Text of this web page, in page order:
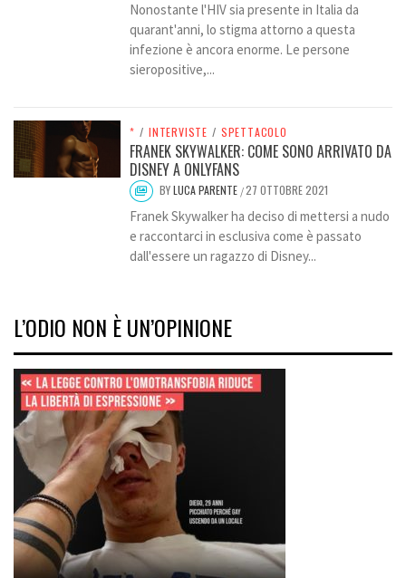
Nonostante l'HIV sia presente in Italia da
quarant'anni, lo stigma attorno a questa
infezione è ancora enorme. Le persone
sieropositive,...
* / INTERVISTE / SPETTACOLO
FRANEK SKYWALKER: COME SONO ARRIVATO DA
DISNEY A ONLYFANS
BYLUCA PARENTE /27 OTTOBRE 2021
Franek Skywalker ha deciso di mettersi a nudo
e raccontarci in esclusiva come è passato
dall'essere un ragazzo di Disney...
L’ODIO NON È UN’OPINIONE